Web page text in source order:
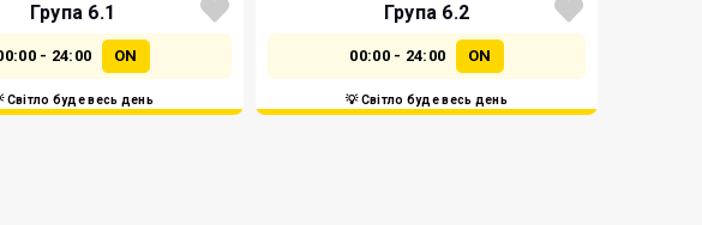
Група 6.1
- 24:00 ON
Світло буде весь день
Група 6.2
00:00 - 24:00 ON
💡 Світло буде весь день